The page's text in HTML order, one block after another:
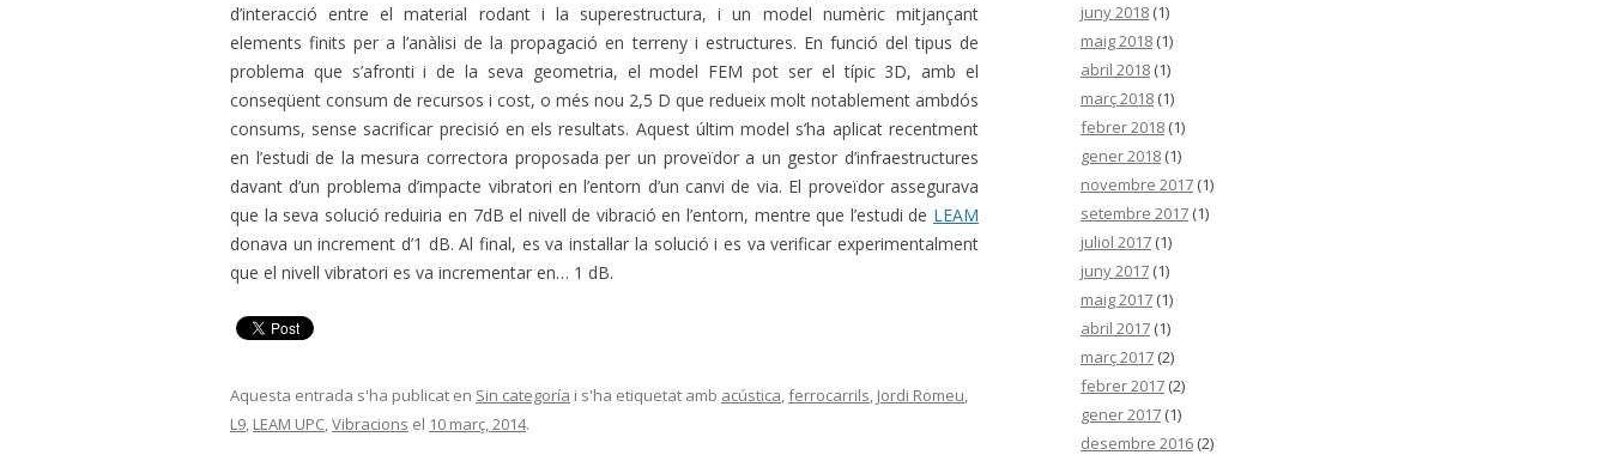
d’interacció entre el material rodant i la superestructura, i un model numèric mitjançant
elements finits per a l’anàlisi de la propagació en terreny i estructures. En funció del tipus de
problema que s’afronti i de la seva geometria, el model FEM pot ser el típic 3D, amb el
conseqüent consum de recursos i cost, o més nou 2,5 D que redueix molt notablement ambdós
consums, sense sacrificar precisió en els resultats. Aquest últim model s’ha aplicat recentment
en l’estudi de la mesura correctora proposada per un proveïdor a un gestor d’infraestructures
davant d’un problema d’impacte vibratori en l’entorn d’un canvi de via. El proveïdor assegurava
que la seva solució reduiria en 7dB el nivell de vibració en l’entorn, mentre que l’estudi de LEAM
donava un increment d’1 dB. Al final, es va instal·lar la solució i es va verificar experimentalment
que el nivell vibratori es va incrementar en… 1 dB.
Aquesta entrada s'ha publicat en Sin categoría i s'ha etiquetat amb acústica,ferrocarrils, Jordi Romeu,
L9, LEAM UPC,Vibracions el 10 març, 2014.
juny 2018 (1)
maig 2018 (1)
abril 2018 (1)
març 2018 (1)
febrer 2018 (1)
gener 2018 (1)
novembre 2017 (1)
setembre 2017 (1)
juliol 2017 (1)
juny 2017 (1)
maig 2017 (1)
abril 2017 (1)
març 2017 (2)
febrer 2017 (2)
gener 2017 (1)
desembre 2016 (2)